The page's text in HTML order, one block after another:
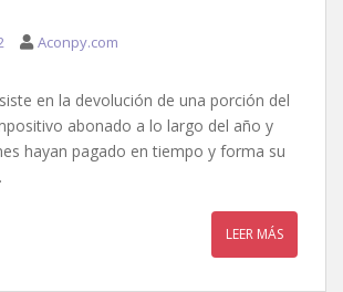
Aconpy.com
en la devolución de una porción del
abonado a lo largo del año y
hayan pagado en tiempo y forma su
LEER MÁS